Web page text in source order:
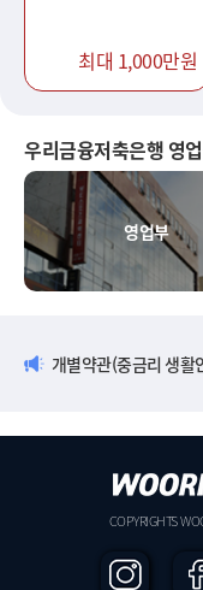
최대 1,000만원
우리금융저축은행 영
영업부
개별약관(중금리 생활
COPYRIGHTS